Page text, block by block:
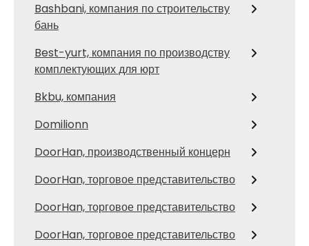
Bashbani, компания по строительству
бань
Best-yurt, компания по производству
комплектующих для юрт
Bkbu, компания
Domilionn
DoorHan, производственный концерн
DoorHan, торговое представительство
DoorHan, торговое представительство
DoorHan, торговое представительство